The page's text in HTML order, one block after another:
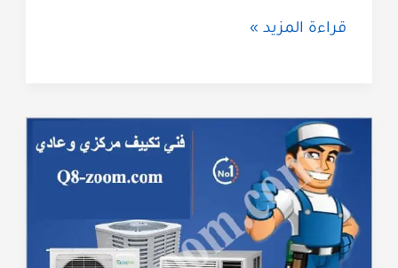
تصليح
بافضل
فنيين
مختصين
بالكويت
قراءة المزيد »